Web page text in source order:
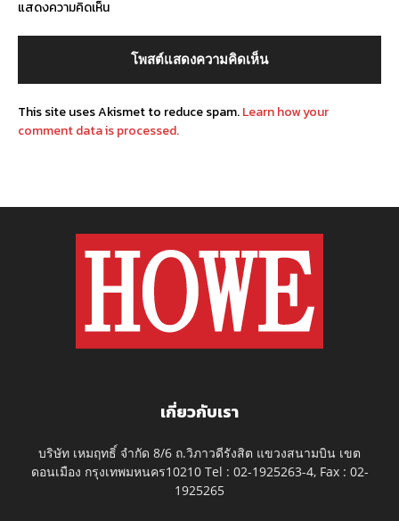
แสดงความคิดเห็น
This site uses Akismet to reduce spam.Learn how your
comment data is processed.
เกี่ยวกับเรา
บริษัท เหมฤทธิ์ จำกัด 8/6 ถ.วิภาวดีรังสิต แขวงสนามบิน เขต
ดอนเมือง กรุงเทพมหนคร10210 Tel : 02-1925263-4, Fax : 02-
1925265